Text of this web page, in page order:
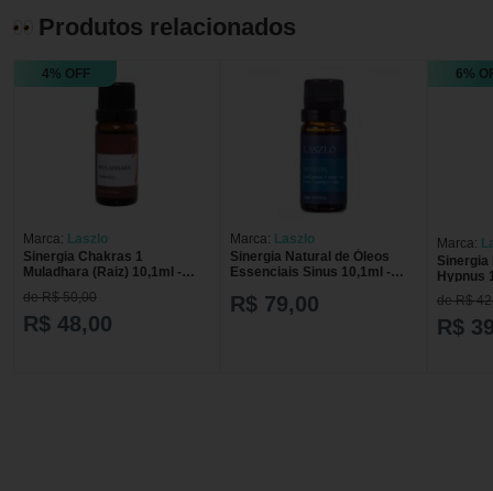
Produtos relacionados
4% OFF
Marca: Laszlo
Sinergia Chakras 1
Muladhara (Raiz) 10,1ml -
Laszlo
de R$ 50,00
R$ 48,00
Marca: Laszlo
Sinergia Natural de Óleos
Essenciais Sinus 10,1ml -
R$ 79,00
6%
Marca:
Sinergia
Hypnus
de R$
R$